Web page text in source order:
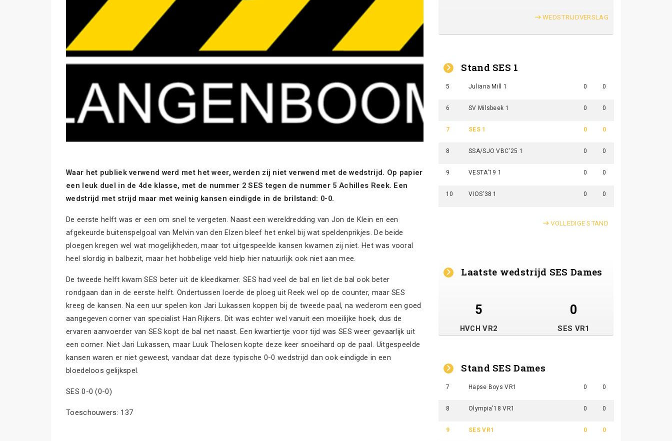
Waar het publiek verwend werd met het weer, werden zij niet verwend met de wedstrijd. Op papier
een leuk duel in de 4de klasse, met de nummer 2 SES tegen de nummer 5 Achilles Reek. Een
wedstrijd met strijd maar met weinig kansen eindigde in de brilstand: 0-0.
De eerste helft was er een om snel te vergeten. Naast een wereldredding van Jon de Klein en een
afgekeurde buitenspelgoal van Melvin van den Elzen bleef het enkel bij wat speldenprikjes. De beide
ploegen kregen wel wat mogelijkheden, maar tot uitgespeelde kansen kwamen zij niet. Het was vooral
heel slordig in balbezit, maar het hobbelige veld hielp hier natuurlijk ook niet aan mee.
De tweede helft kwam SES beter uit de kleedkamer. SES had veel de bal en liet de bal ook beter
rondgaan dan in de eerste helft. Ondertussen loerde de ploeg uit Reek wel op de counter, maar SES
kreeg de kansen. Na een uur spelen kon Jari Lukassen koppen bij de tweede paal, na wederom een goed
aangegeven corner van specialist Han Rijkers. Dit was echter wel vanuit een moeilijke hoek, dus de
ervaren aanvoerder van SES kopt de bal net naast. Een kwartiertje voor tijd was SES weer gevaarlijk uit
een corner. Niet Jari Lukassen, maar Luuk Thelosen kopte deze keer snoeihard op de paal. Uitgespeelde
kansen waren er niet geweest, vandaar dat deze typische 0-0 wedstrijd dan ook eindigde in een
bloedeloos gelijkspel.
SES 0-0 (0-0)
Toeschouwers: 137
WEDSTRIJDVERSLAG
Stand SES 1
5 Juliana Mill 1 0 0
6 SV Milsbeek 1 0 0
7 SES 1 0 0
8 SSA/SJO VBC'25 1 0 0
9 VESTA'19 1 0 0
10 VIOS'38 1 0 0
VOLLEDIGE STAND
Laatste wedstrijd SES Dames
5 0
HVCH VR2 SES VR1
Stand SES Dames
7 Hapse Boys VR1 0 0
8 Olympia'18 VR1 0 0
9 SES VR1 0 0